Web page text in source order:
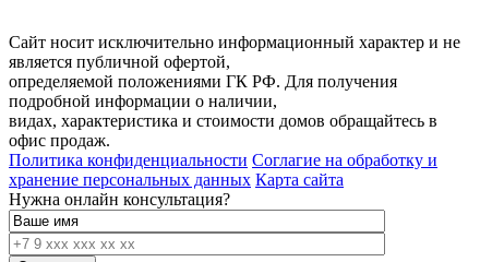
Сайт носит исключительно информационный характер и не
является публичной офертой,
определяемой положениями ГК РФ. Для получения
подробной информации о наличии,
видах, характеристика и стоимости домов обращайтесь в
офис продаж.
Политика конфиденциальности Соглагие на обработку и
хранение персональных данных Карта сайта
Нужна онлайн консультация?